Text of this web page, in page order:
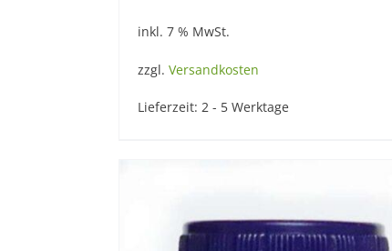
inkl. 7 % MwSt.
zzgl. Versandkosten
Lieferzeit: 2 - 5 Werktage